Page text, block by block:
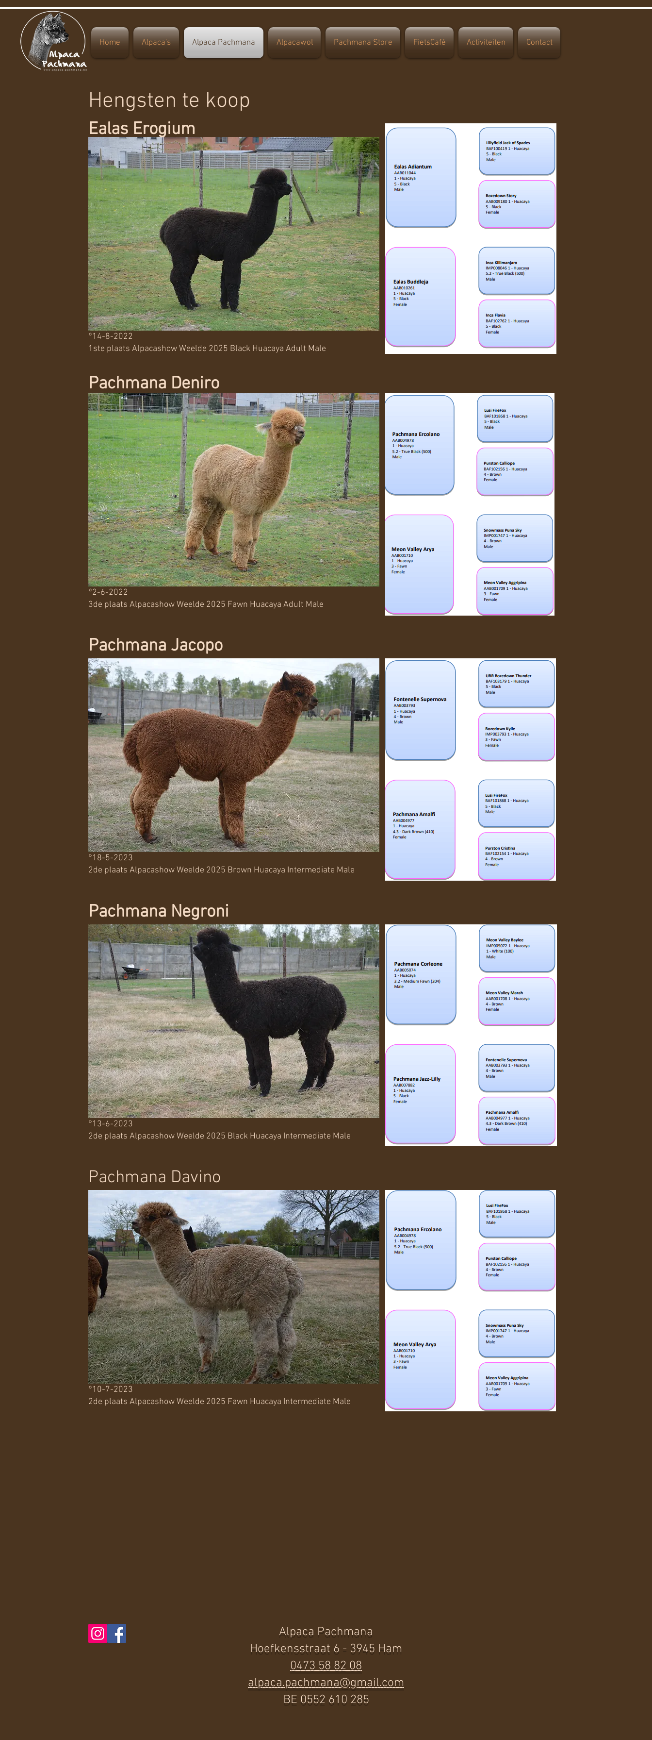
Home Alpaca's Alpaca Pachmana Alpacawol Pachmana Store FietsCafé Activiteiten Contact
Hengsten te koop
Ealas Erogium
°14-8-2022
1ste plaats Alpacashow Weelde 2025 Black Huacaya Adult Male
Pachmana Deniro
°2-6-2022
3de plaats Alpacashow Weelde 2025 Fawn Huacaya Adult Male
Pachmana Jacopo
°18-5-2023
2de plaats Alpacashow Weelde 2025 Brown Huacaya Intermediate Male
Pachmana Negroni
°13-6-2023
2de plaats Alpacashow Weelde 2025 Black Huacaya Intermediate Male
Pachmana Davino
°10-7-2023
2de plaats Alpacashow Weelde 2025 Fawn Huacaya Intermediate Male
Alpaca Pachmana
Hoefkensstraat 6 - 3945 Ham
0473 58 82 08
alpaca.pachmana@gmail.com
BE 0552 610 285